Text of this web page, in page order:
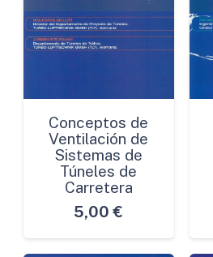
Conceptos de
Ventilación de
Sistemas de
Túneles de
Carretera
5,00 €